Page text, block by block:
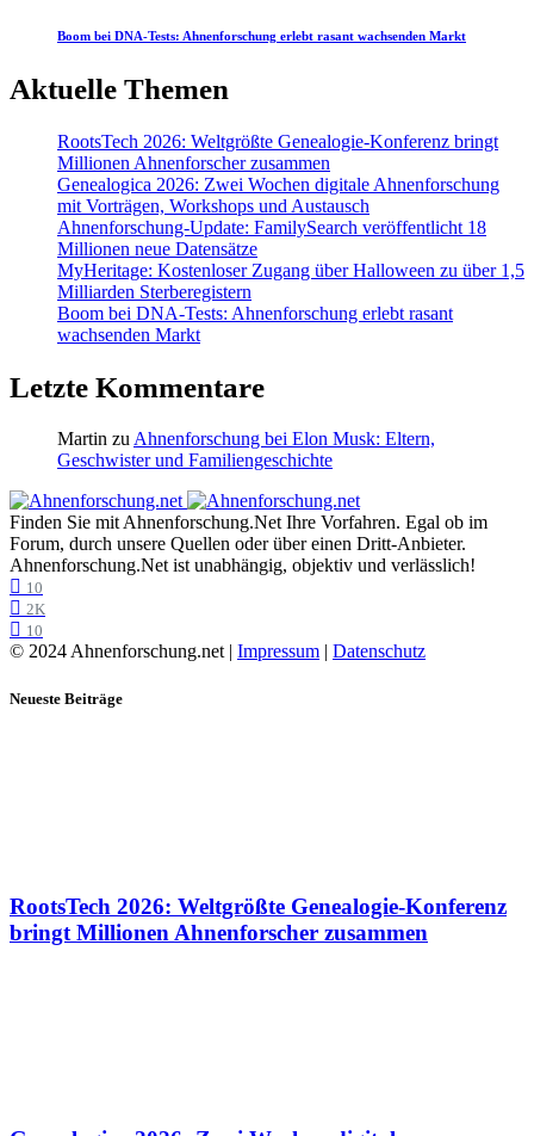
Boom bei DNA-Tests: Ahnenforschung erlebt rasant wachsenden Markt
Aktuelle Themen
RootsTech 2026: Weltgrößte Genealogie-Konferenz bringt
Millionen Ahnenforscher zusammen
Genealogica 2026: Zwei Wochen digitale Ahnenforschung
mit Vorträgen, Workshops und Austausch
Ahnenforschung-Update: FamilySearch veröffentlicht 18
Millionen neue Datensätze
MyHeritage: Kostenloser Zugang über Halloween zu über 1,5
Milliarden Sterberegistern
Boom bei DNA-Tests: Ahnenforschung erlebt rasant
wachsenden Markt
Letzte Kommentare
Martin zuAhnenforschung bei Elon Musk: Eltern,
Geschwister und Familiengeschichte
Finden Sie mit Ahnenforschung.Net Ihre Vorfahren. Egal ob im
Forum, durch unsere Quellen oder über einen Dritt-Anbieter.
Ahnenforschung.Net ist unabhängig, objektiv und verlässlich!
10
2K
10
© 2024 Ahnenforschung.net | Impressum Datenschutz
Neueste Beiträge
RootsTech 2026: Weltgrößte Genealogie-Konferenz
bringt Millionen Ahnenforscher zusammen